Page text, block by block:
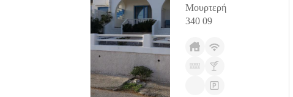
Μουρτερή
340 09